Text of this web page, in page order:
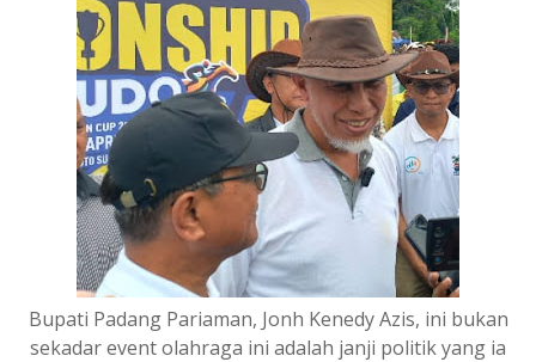
Bupati Padang Pariaman, Jonh Kenedy Azis, ini bukan
sekadar event olahraga ini adalah janji politik yang ia